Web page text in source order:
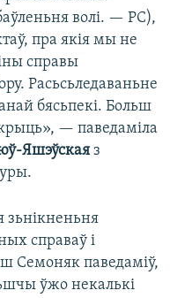
волі. — РС),
пра якія мы не
справы
Расьсьледаваньне
бясьпекі. Больш
— паведаміла
Яшэўская з
зьнікненьня
справаў і
Семоняк паведаміў,
ўжо некалькі